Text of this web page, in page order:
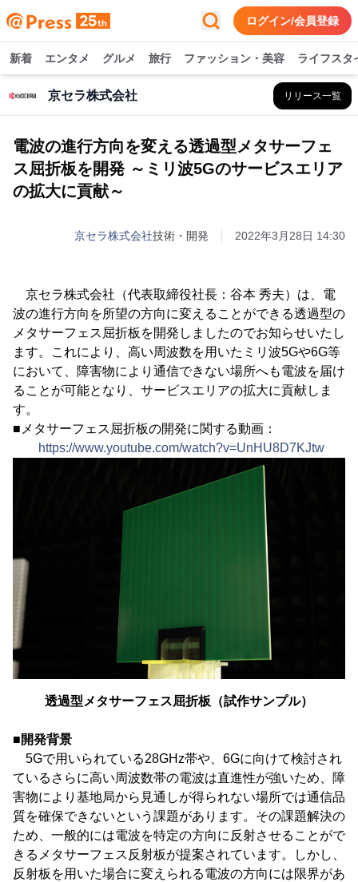
ログイン/会員登録
新着 エンタメ グルメ 旅行 ファッション・美容 ライフスタ
京セラ株式会社 リリース一覧
電波の進行方向を変える透過型メタサーフェ
ス屈折板を開発 ～ミリ波5Gのサービスエリア
の拡大に貢献～
京セラ株式会社技術・開発 2022年3月28日 14:30
京セラ株式会社（代表取締役社長：谷本 秀夫）は、電
波の進行方向を所望の方向に変えることができる透過型の
メタサーフェス屈折板を開発しましたのでお知らせいたし
ます。これにより、高い周波数を用いたミリ波5Gや6G等
において、障害物により通信できない場所へも電波を届け
ることが可能となり、サービスエリアの拡大に貢献しま
す。
■メタサーフェス屈折板の開発に関する動画：
https://www.youtube.com/watch?v=UnHU8D7KJtw
透過型メタサーフェス屈折板（試作サンプル）
■開発背景
5Gで用いられている28GHz帯や、6Gに向けて検討され
ているさらに高い周波数帯の電波は直進性が強いため、障
害物により基地局から見通しが得られない場所では通信品
質を確保できないという課題があります。その課題解決の
ため、一般的には電波を特定の方向に反射させることがで
きるメタサーフェス反射板が提案されています。しかし、
反射板を用いた場合に変えられる電波の方向には限界があ